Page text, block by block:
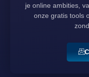
je online ambities,
onze gratis tools